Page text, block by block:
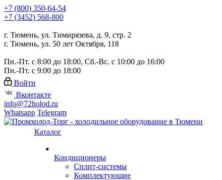
+7 (800) 350-64-54
+7 (3452) 568-800
г. Тюмень, ул. Тимирязева, д. 9, стр. 2
г. Тюмень, ул. 50 лет Октября, 118
Пн.-Пт. с 8:00 до 18:00, Сб.-Вс. с 10:00 до 16:00
Пн.-Пт. с 9:00 до 18:00
Войти
Вконтакте
info@72holod.ru
Whatsapp Telegram
Каталог
Кондиционеры
Сплит-системы
Комплектующие